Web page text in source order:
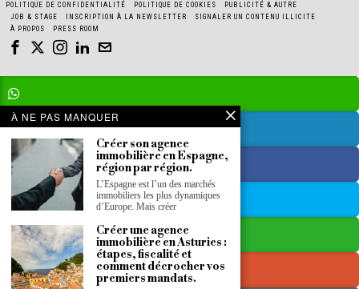
POLITIQUE DE CONFIDENTIALITÉ POLITIQUE DE COOKIES
PUBLICITÉ & AUTRE
JOB & STAGE
INSCRIPTION À LA NEWSLETTER
SIGNALER UN CONTENU ILLICITE
À PROPOS
PRESS ROOM
À NE PAS MANQUER
Créer son agence
immobilière en Espagne,
région par région.
L’Espagne est l’un des marchés
immobiliers les plus dynamiques
d’Europe. Mais créer
Créer une agence
immobilière en Asturies :
étapes, fiscalité et
comment décrocher vos
premiers mandats.